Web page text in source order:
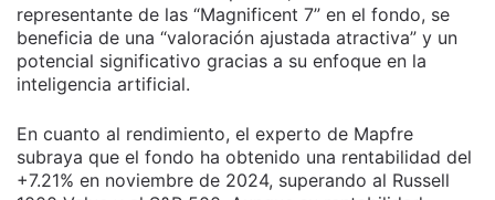
representante de las “Magnificent 7” en el fondo, se
beneficia de una “valoración ajustada atractiva” y un
potencial significativo gracias a su enfoque en la
inteligencia artificial.
En cuanto al rendimiento, el experto de Mapfre
subraya que el fondo ha obtenido una rentabilidad del
+7.21% en noviembre de 2024, superando al Russell